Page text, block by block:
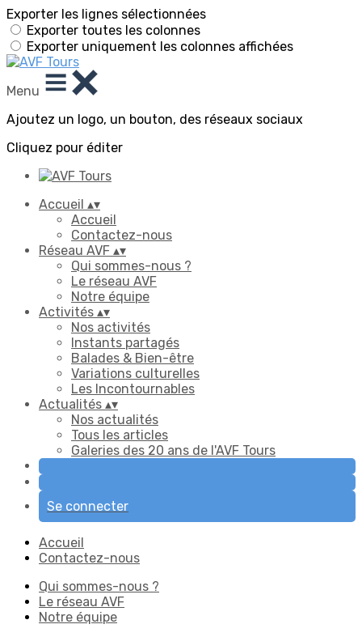
Exporter les lignes sélectionnées
Exporter toutes les colonnes
Exporter uniquement les colonnes affichées
Menu
Ajoutez un logo, un bouton, des réseaux sociaux
Cliquez pour éditer
Accueil ▴▾
Accueil
Contactez-nous
Réseau AVF ▴▾
Qui sommes-nous ?
Le réseau AVF
Notre équipe
Activités ▴▾
Nos activités
Instants partagés
Balades & Bien-être
Variations culturelles
Les Incontournables
Actualités ▴▾
Nos actualités
Tous les articles
Galeries des 20 ans de l'AVF Tours
Se connecter
Accueil
Contactez-nous
Qui sommes-nous ?
Le réseau AVF
Notre équipe